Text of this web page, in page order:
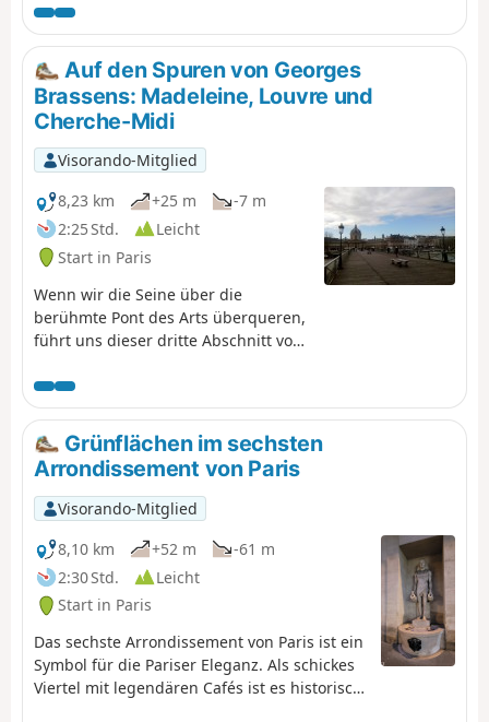
Durchquerung des Montmartre mit
seinen Steigungen, Pfaden und
Treppenstraßen ist besonders angenehm
(vorzugsweise in der „touristischen
Nebensaison” zu unternehmen).
Auf den Spuren von Georges
Brassens: Madeleine, Louvre und
Cherche-Midi
Visorando-Mitglied
8,23 km
+25 m
-7 m
2:25 Std.
Leicht
Start in Paris
Wenn wir die Seine über die
berühmte Pont des Arts überqueren,
führt uns dieser dritte Abschnitt vom
Brassens eine ausgeprägte Vorliebe
hatte. Dies ist auch eine Gelegenheit,
die wichtigsten Sehenswürdigkeiten
des Pariser Kulturerbes zu
besichtigen: die Place Beauvau und
den Élysée-Palast, die Place
Vendôme, den Louvre (mit seiner
Glaspyramide), das Institut de France
...
Grünflächen im sechsten
Arrondissement von Paris
Visorando-Mitglied
8,10 km
+52 m
-61 m
2:30 Std.
Leicht
Start in Paris
Das sechste Arrondissement von Paris ist ein
Symbol für die Pariser Eleganz. Als schickes
Viertel mit legendären Cafés ist es historisch